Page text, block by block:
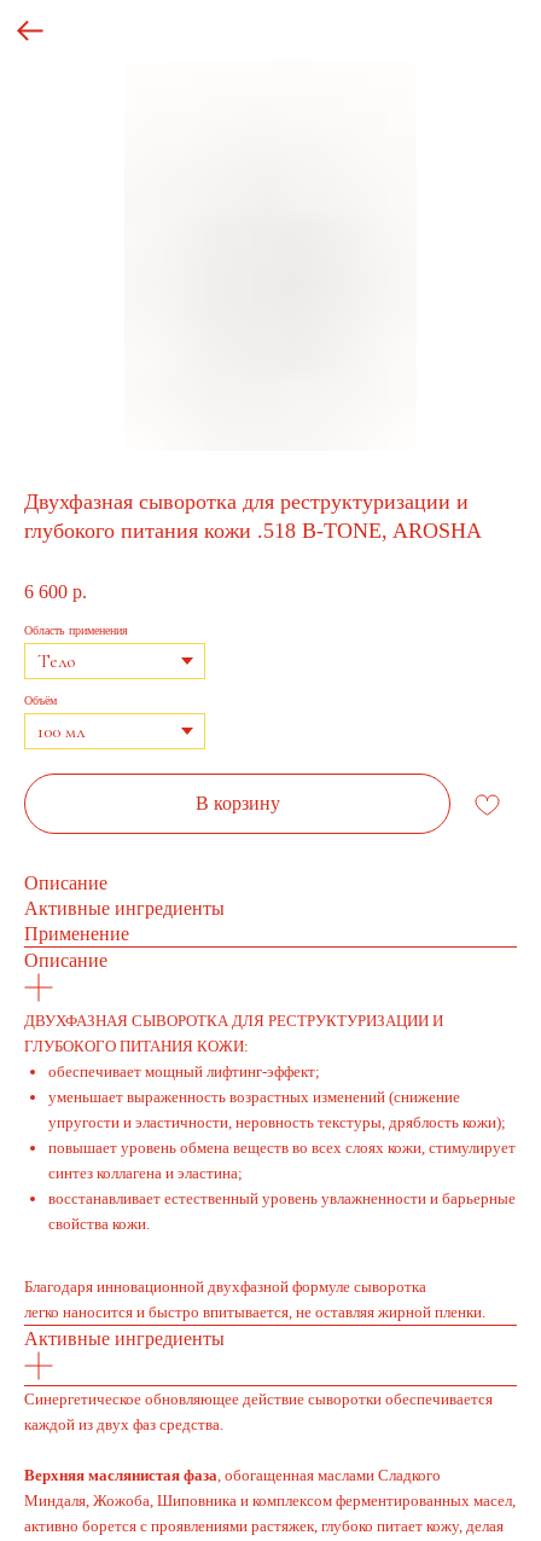
Двухфазная сыворотка для реструктуризации и
глубокого питания кожи .518 B-TONE, AROSHA
6 600 р.
Область применения
Объём
В корзину
Описание
Активные ингредиенты
Применение
Описание
ДВУХФАЗНАЯ СЫВОРОТКА ДЛЯ РЕСТРУКТУРИЗАЦИИ И
ГЛУБОКОГО ПИТАНИЯ КОЖИ:
обеспечивает мощный лифтинг-эффект;
уменьшает выраженность возрастных изменений (снижение
упругости и эластичности, неровность текстуры, дряблость кожи);
повышает уровень обмена веществ во всех слоях кожи, стимулирует
синтез коллагена и эластина;
восстанавливает естественный уровень увлажненности и барьерные
свойства кожи.
Благодаря инновационной двухфазной формуле сыворотка
легко наносится и быстро впитывается, не оставляя жирной пленки.
Активные ингредиенты
Синергетическое обновляющее действие сыворотки обеспечивается
каждой из двух фаз средства.
Верхняя маслянистая фаза, обогащенная маслами Сладкого
Миндаля, Жожоба, Шиповника и комплексом ферментированных масел,
активно борется с проявлениями растяжек, глубоко питает кожу, делая